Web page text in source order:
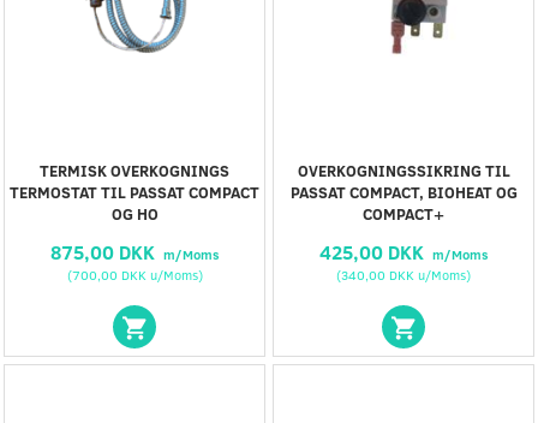
TERMISK OVERKOGNINGS
TERMOSTAT TIL PASSAT COMPACT
OG HO
875,00 DKK m/Moms
(700,00 DKK u/Moms)
OVERKOGNINGSSIKRING TIL
PASSAT COMPACT, BIOHEAT OG
COMPACT+
425,00 DKK m/Moms
(340,00 DKK u/Moms)